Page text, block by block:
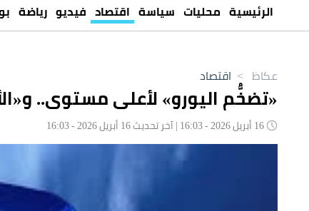
الرئيسية محليات سياسة اقتصاد فيديو رياضة
عكاظ > اقتصاد
«تضخُّم اليورو» لأعلى مستوى..